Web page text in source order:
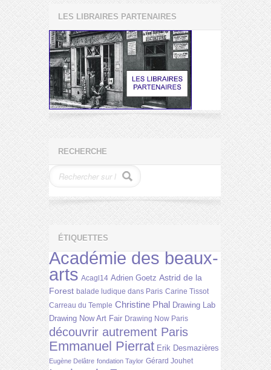
LES LIBRAIRES PARTENAIRES
RECHERCHE
ÉTIQUETTES
Académie des beaux-
arts Acagl14 Adrien Goetz Astrid de la
Forest balade ludique dans Paris Carine Tissot
Carreau du Temple Christine Phal Drawing Lab
Drawing Now Art Fair Drawing Now Paris
découvrir autrement Paris
Emmanuel Pierrat Erik Desmazières
Eugène Delâtre fondation Taylor Gérard Jouhet